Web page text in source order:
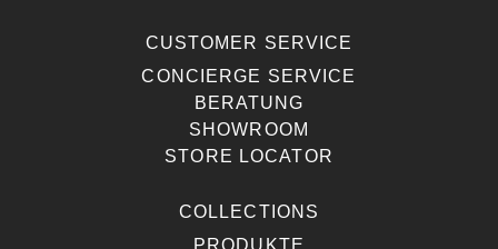
CUSTOMER SERVICE
CONCIERGE SERVICE
BERATUNG
SHOWROOM
STORE LOCATOR
COLLECTIONS